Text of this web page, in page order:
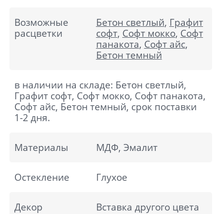
Возможные
расцветки
Бетон светлый, Графит
софт, Софт мокко, Софт
панакота, Софт айс,
Бетон темный
в наличии на складе: Бетон светлый,
Графит софт, Софт мокко, Софт панакота,
Софт айс, Бетон темный, срок поставки
1-2 дня.
Материалы МДФ, Эмалит
Остекление Глухое
Декор Вставка другого цвета